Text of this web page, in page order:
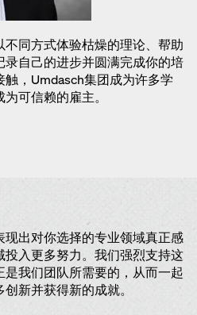
同方式体验枯燥的理论、帮助
自己的进步并圆满完成你的培
，Umdasch集团成为许多学
可信赖的雇主。
出对你选择的专业领域真正感
入更多努力。我们强烈支持这
我们团队所需要的，从而一起
新并获得新的成就。